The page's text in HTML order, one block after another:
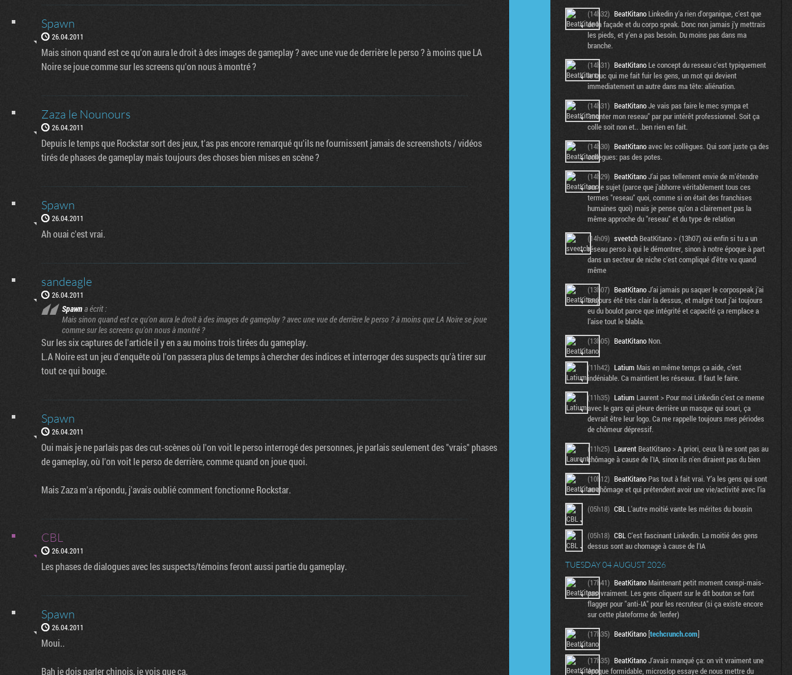
Spawn
26.04.2011
Mais sinon quand est ce qu'on aura le droit à des images de gameplay ? avec une vue de derrière le perso ? à moins que LA
Noire se joue comme sur les screens qu'on nous à montré ?
Zaza le Nounours
26.04.2011
Depuis le temps que Rockstar sort des jeux, t'as pas encore remarqué qu'ils ne fournissent jamais de screenshots / vidéos
tirés de phases de gameplay mais toujours des choses bien mises en scène ?
Spawn
26.04.2011
Ah ouai c'est vrai.
sandeagle
26.04.2011
Spawna écrit :
Mais sinon quand est ce qu'on aura le droit à des images de gameplay ? avec une vue de derrière le perso ? à moins que LA Noire se joue
comme sur les screens qu'on nous à montré ?
Sur les six captures de l'article il y en a au moins trois tirées du gameplay.
L.A Noire est un jeu d'enquête où l'on passera plus de temps à chercher des indices et interroger des suspects qu'à tirer sur
tout ce qui bouge.
Spawn
26.04.2011
Oui mais je ne parlais pas des cut-scènes où l'on voit le perso interrogé des personnes, je parlais seulement des "vrais" phases
de gameplay, où l'on voit le perso de derrière, comme quand on joue quoi.
Mais Zaza m'a répondu, j'avais oublié comment fonctionne Rockstar.
CBL
26.04.2011
Les phases de dialogues avec les suspects/témoins feront aussi partie du gameplay.
Spawn
26.04.2011
Moui..
Bah je dois parler chinois, je vois que ça.
(14h32) BeatKitano Linkedin y'a rien d'organique, c'est que
de la façade et du corpo speak. Donc non jamais j'y mettrais
les pieds, et y'en a pas besoin. Du moins pas dans ma
branche.
(14h31) BeatKitano Le concept du reseau c'est typiquement
le truc qui me fait fuir les gens, un mot qui devient
immediatement un autre dans ma tête: aliénation.
(14h31) BeatKitanoJe vais pas faire le mec sympa et
"monter mon reseau" par pur intérêt professionnel. Soit ça
colle soit non et.. .ben rien en fait.
(14h30) BeatKitanoavec les collègues. Qui sont juste ça des
collègues: pas des potes.
(14h29) BeatKitanoJ'ai pas tellement envie de m'étendre
sur le sujet (parce que j'abhorre véritablement tous ces
termes "reseau" quoi, comme si on était des franchises
humaines quoi) mais je pense qu'on a clairement pas la
même approche du "reseau" et du type de relation
(14h09) sveetch BeatKitano > (13h07) oui enfin si tu a un
réseau perso à qui le démontrer, sinon à notre époque à part
dans un secteur de niche c'est compliqué d'être vu quand
même
(13h07) BeatKitanoJ’ai jamais pu saquer le corpospeak j’ai
toujours été très clair la dessus, et malgré tout j’ai toujours
eu du boulot parce que intégrité et capacité ça remplace a
l’aise tout le blabla.
(13h05) BeatKitano Non.
(11h42) Latium Mais en même temps ça aide, c'est
indéniable. Ca maintient les réseaux. Il faut le faire.
(11h35) Latium Laurent > Pour moi Linkedin c'est ce meme
avec le gars qui pleure derrière un masque qui souri, ça
devrait être leur logo. Ca me rappelle toujours mes périodes
de chômeur dépressif.
(11h25) Laurent BeatKitano > A priori, ceux là ne sont pas au
chômage à cause de l'IA, sinon ils n'en diraient pas du bien
(10h12) BeatKitano Pas tout à fait vrai. Y’a les gens qui sont
au chômage et qui prétendent avoir une vie/activité avec l’ia
(05h18) CBL L'autre moitié vante les mérites du bousin
(05h18) CBLC'est fascinant Linkedin. La moitié des gens
dessus sont au chomage à cause de l'IA
TUESDAY 04 AUGUST 2026
(17h41) BeatKitano Maintenant petit moment conspi-mais-
pas-vraiment. Les gens cliquent sur le dit bouton se font
flagger pour "anti-IA" pour les recruteur (si ça existe encore
sur cette plateforme de 'lenfer)
(17h35) BeatKitano[techcrunch.com]
(17h35) BeatKitanoJ'avais manqué ça: on vit vraiment une
époque formidable, microslop essaye de nous mettre du